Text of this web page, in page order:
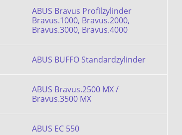
ABUS Bravus Profilzylinder
Bravus.1000, Bravus.2000,
Bravus.3000, Bravus.4000
ABUS BUFFO Standardzylinder
ABUS Bravus.2500 MX /
Bravus.3500 MX
ABUS EC 550